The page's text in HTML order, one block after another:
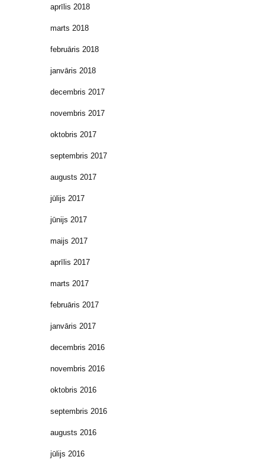
aprīlis 2018
marts 2018
februāris 2018
janvāris 2018
decembris 2017
novembris 2017
oktobris 2017
septembris 2017
augusts 2017
jūlijs 2017
jūnijs 2017
maijs 2017
aprīlis 2017
marts 2017
februāris 2017
janvāris 2017
decembris 2016
novembris 2016
oktobris 2016
septembris 2016
augusts 2016
jūlijs 2016